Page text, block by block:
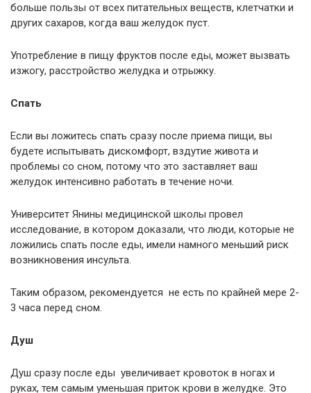
больше пользы от всех питательных веществ, клетчатки и
других сахаров, когда ваш желудок пуст.
Употребление в пищу фруктов после еды, может вызвать
изжогу, расстройство желудка и отрыжку.
Спать
Если вы ложитесь спать сразу после приема пищи, вы
будете испытывать дискомфорт, вздутие живота и
проблемы со сном, потому что это заставляет ваш
желудок интенсивно работать в течение ночи.
Университет Янины медицинской школы провел
исследование, в котором доказали, что люди, которые не
ложились спать после еды, имели намного меньший риск
возникновения инсульта.
Таким образом, рекомендуется не есть по крайней мере 2-
3 часа перед сном.
Душ
Душ сразу после еды увеличивает кровоток в ногах и
руках, тем самым уменьшая приток крови в желудке. Это